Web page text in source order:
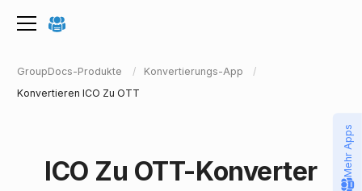
GroupDocs-Produkte
Konvertierungs-App
Konvertieren ICO Zu OTT
ICO Zu OTT-Konverter Mehr Apps